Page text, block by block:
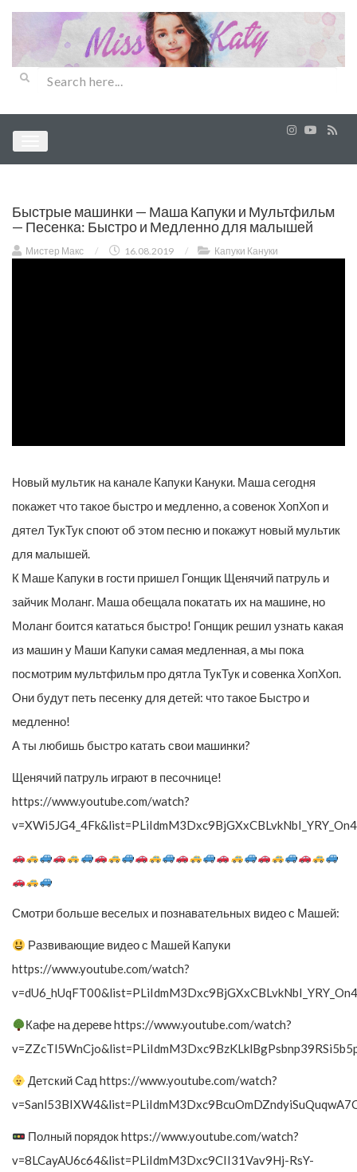
Быстрые машинки — Маша Капуки и Мультфильм
— Песенка: Быстро и Медленно для малышей
Мистер Макс / 16.08.2019 / Капуки Кануки
Новый мультик на канале Капуки Кануки. Маша сегодня
покажет что такое быстро и медленно, а совенок ХопХоп и
дятел ТукТук споют об этом песню и покажут новый мультик
для малышей.
К Маше Капуки в гости пришел Гонщик Щенячий патруль и
зайчик Моланг. Маша обещала покатать их на машине, но
Моланг боится кататься быстро! Гонщик решил узнать какая
из машин у Маши Капуки самая медленная, а мы пока
посмотрим мультфильм про дятла ТукТук и совенка ХопХоп.
Они будут петь песенку для детей: что такое Быстро и
медленно!
А ты любишь быстро катать свои машинки?
Щенячий патруль играют в песочнице!
https://www.youtube.com/watch?
Смотри больше веселых и познавательных видео с Машей:
Развивающие видео с Машей Капуки
https://www.youtube.com/watch?
Кафе на дереве https://www.youtube.com/watch?
Детский Сад https://www.youtube.com/watch?
Полный порядок https://www.youtube.com/watch?
v=8LCayAU6c64&list=PLiIdmM3Dxc9CII31Vav9Hj-RsY-